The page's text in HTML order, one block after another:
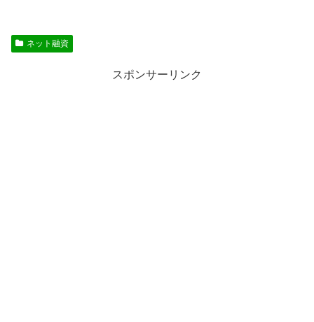
ネット融資
スポンサーリンク